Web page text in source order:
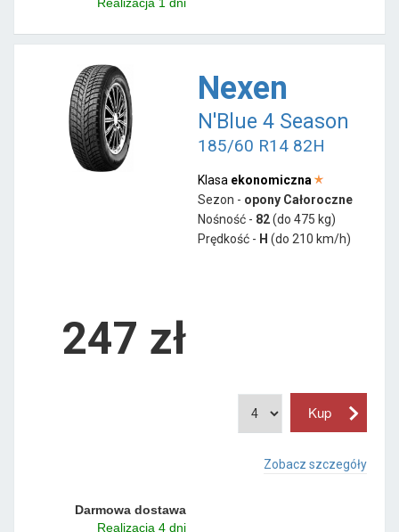
Nexen
N'Blue 4 Season
185/60 R14 82H
Klasa ekonomiczna
Sezon - opony Całoroczne
Nośność - 82(do 475 kg)
Prędkość - H (do 210 km/h)
247 zł
Zobacz szczegóły
Darmowa dostawa
Realizacja 4 dni